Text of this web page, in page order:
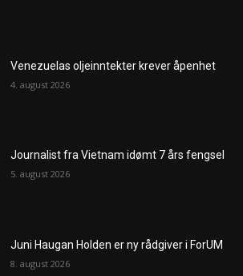
Venezuelas oljeinntekter krever åpenhet
4. august 2026
Journalist fra Vietnam idømt 7 års fengsel
5. august 2026
Juni Haugan Holden er ny rådgiver i ForUM
8. august 2026